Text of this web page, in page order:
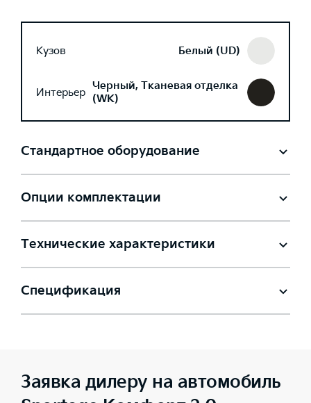
Кузов Белый (UD)
Интерьер Черный, Тканевая отделка
(WK)
Стандартное оборудование
Опции комплектации
Технические характеристики
Спецификация
Заявка дилеру на автомобиль